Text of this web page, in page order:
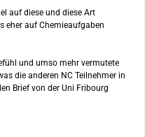
auf diese und diese Art
eher auf Chemieaufgaben
und umso mehr vermutete
die anderen NC Teilnehmer in
Brief von der Uni Fribourg